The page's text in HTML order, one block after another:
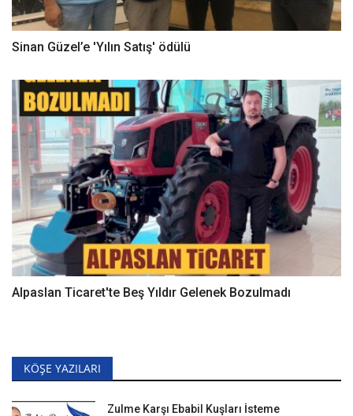
Sinan Güzel’e 'Yılın Satış' ödülü
Alpaslan Ticaret'te Beş Yıldır Gelenek Bozulmadı
KÖŞE YAZILARI
Zulme Karşı Ebabil Kuşları İsteme